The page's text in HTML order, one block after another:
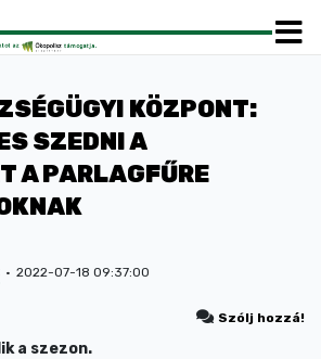
KÖZPONT:
SZEDNI A
A PARLAGFŰRE
2022-07-18 09:37:00
Szólj hozzá!
a szezon.